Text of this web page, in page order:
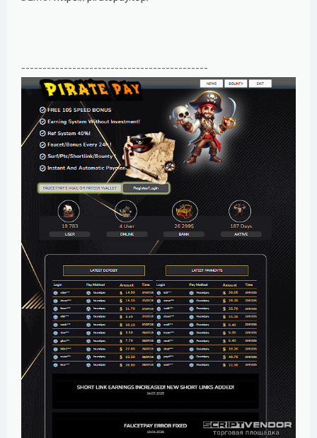
--------------------------------------------